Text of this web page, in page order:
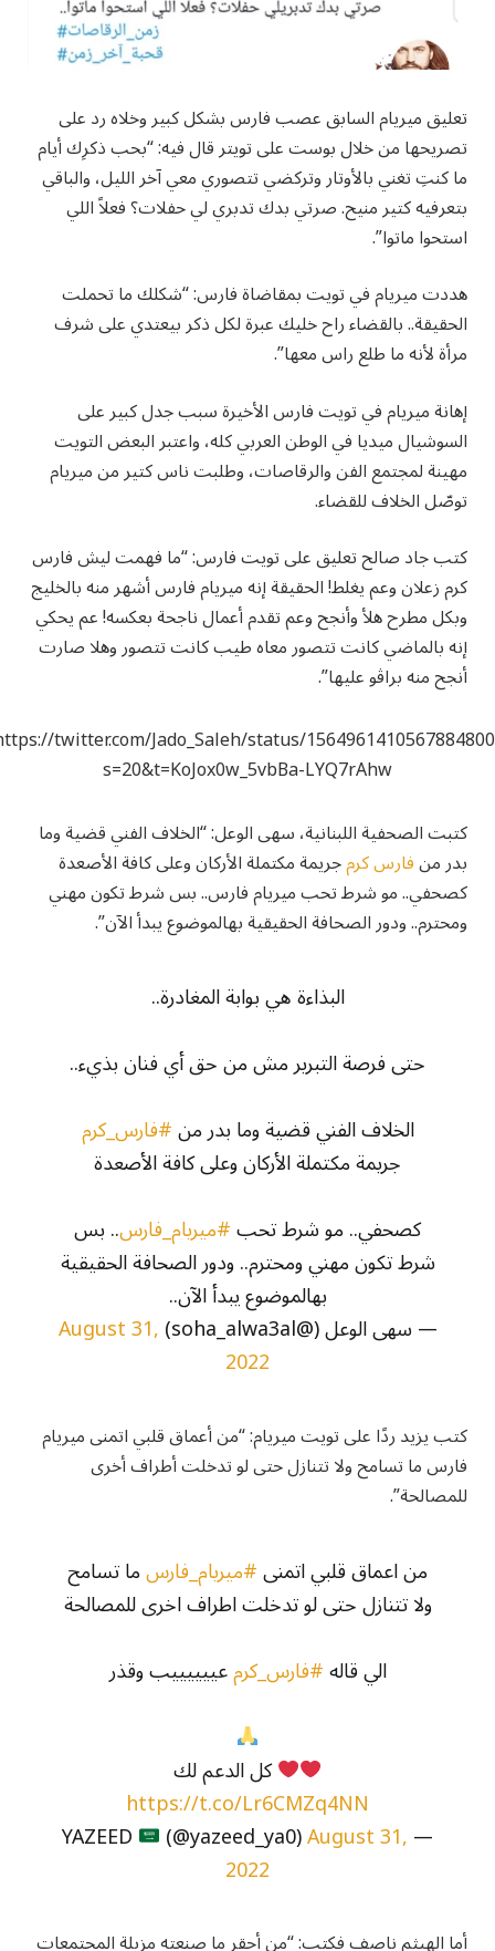
تعليق ميريام السابق عصب فارس بشكل كبير وخلاه رد على
تصريحها من خلال بوست على تويتر قال فيه: “بحب ذكرِك أيام
ما كنتِ تغني بالأوتار وتركضي تتصوري معي آخر الليل، والباقي
بتعرفيه كتير منيح. صرتي بدك تدبري لي حفلات؟ فعلاً اللي
استحوا ماتوا”.
هددت ميريام في تويت بمقاضاة فارس: “شكلك ما تحملت
الحقيقة.. بالقضاء راح خليك عبرة لكل ذكر بيعتدي على شرف
مرأة لأنه ما طلع راس معها”.
إهانة ميريام في تويت فارس الأخيرة سبب جدل كبير على
السوشيال ميديا في الوطن العربي كله، واعتبر البعض التويت
مهينة لمجتمع الفن والرقاصات، وطلبت ناس كتير من ميريام
توصّل الخلاف للقضاء.
كتب جاد صالح تعليق على تويت فارس: “ما فهمت ليش فارس
كرم زعلان وعم يغلط! الحقيقة إنه ميريام فارس أشهر منه بالخليج
وبكل مطرح هلأ وأنجح وعم تقدم أعمال ناجحة بعكسه! عم يحكي
إنه بالماضي كانت تتصور معاه طيب كانت تتصور وهلا صارت
أنجح منه براڤو عليها”.
twitter.com/Jado_Saleh/status/
s=20&t=KoJox0w_5vbBa-LYQ7rAhw
كتبت الصحفية اللبنانية، سهى الوعل: “الخلاف الفني قضية وما
بدر منفارس كرمجريمة مكتملة الأركان وعلى كافة الأصعدة
كصحفي.. مو شرط تحب ميريام فارس.. بس شرط تكون مهني
ومحترم.. ودور الصحافة الحقيقية بهالموضوع يبدأ الآن”.
البذاءة هي بوابة المغادرة..
حتى فرصة التبرير مش من حق أي فنان بذيء..
الخلاف الفني قضية وما بدر من#فارس_كرم
جريمة مكتملة الأركان وعلى كافة الأصعدة
كصحفي.. مو شرط تحب#ميريام_فارس.. بس
شرط تكون مهني ومحترم.. ودور الصحافة الحقيقية
بهالموضوع يبدأ الآن..
— سهى الوعل (@soha_alwa3al) August 31,
2022
كتب يزيد ردًا على تويت ميريام: “من أعماق قلبي اتمنى ميريام
فارس ما تسامح ولا تتنازل حتى لو تدخلت أطراف أخرى
للمصالحة”.
من اعماق قلبي اتمنى#ميريام_فارسما تسامح
ولا تتنازل حتى لو تدخلت اطراف اخرى للمصالحة
الي قاله#فارس_كرمعييييييب وقذر
كل الدعم لك
https://t.co/Lr6CMZq4NN
— YAZEED
(@yazeed_ya0)August 31,
2022